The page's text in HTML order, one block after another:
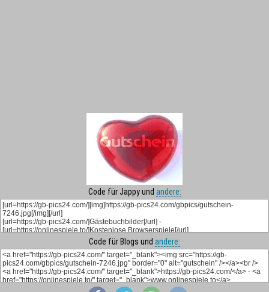
Code für Jappy und andere:
Code für Blogs und andere: